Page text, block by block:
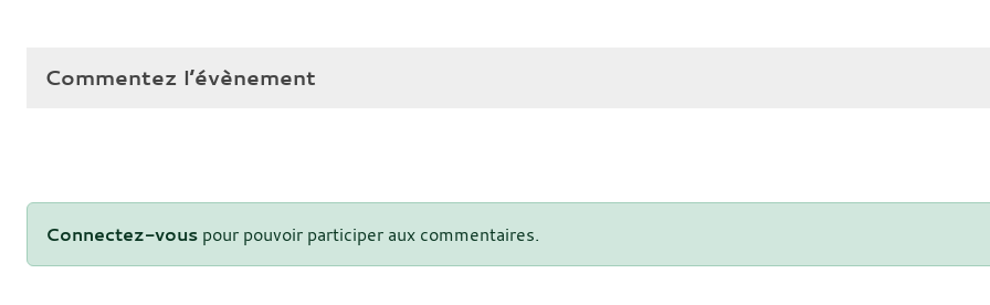
Commentez l’évènement
Connectez-vous pour pouvoir participer aux commentaires.